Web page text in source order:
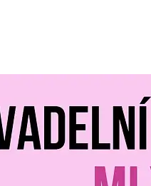
30. 07. 2026
15. až 18. října KD